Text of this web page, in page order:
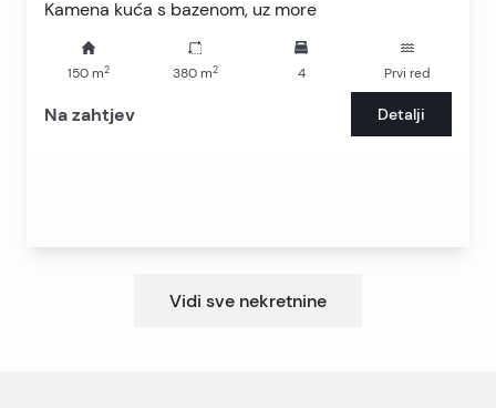
Kamena kuća s bazenom, uz more
150 m2 380m2 4 Prvi red
Na zahtjev Detalji
Vidi sve nekretnine